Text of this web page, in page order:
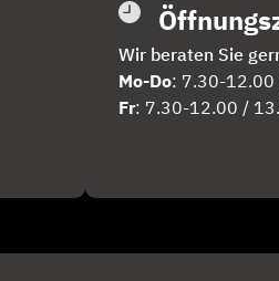
Wir beraten Sie
Mo-Do: 7.30-
Fr: 7.30-12.00 /